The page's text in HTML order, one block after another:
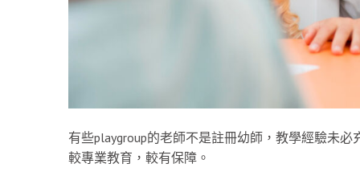
有些playgroup的老師不是註冊幼師，教學經驗未
較專業教育，較有保障。